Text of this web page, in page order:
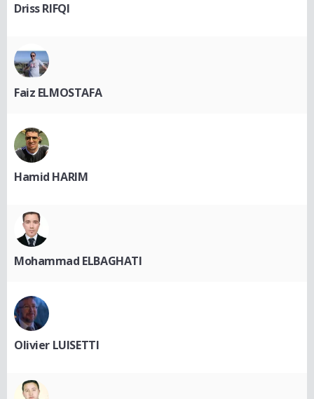
Driss RIFQI
Faiz ELMOSTAFA
Hamid HARIM
Mohammad ELBAGHATI
Olivier LUISETTI